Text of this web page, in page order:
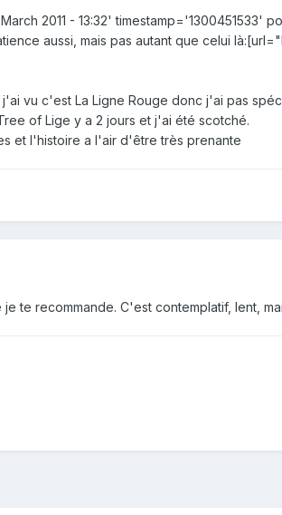
2011 - 13:32' timestamp='1300451533'
aussi, mais pas autant que celui
vu c'est La Ligne Rouge donc j'ai pas
of Lige y a 2 jours et j'ai été scotché.
et l'histoire a l'air d'être très prenante
te recommande. C'est contemplatif, lent,